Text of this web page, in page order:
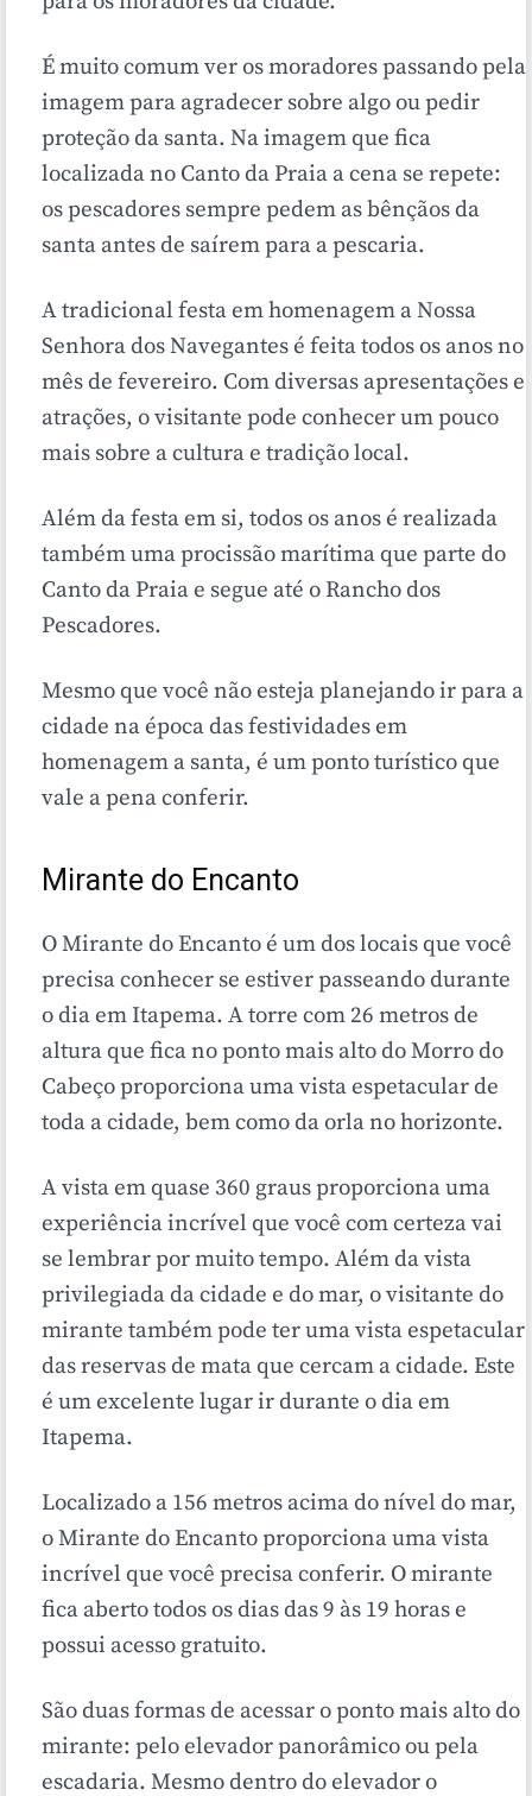
É muito comum ver os moradores passando pela
imagem para agradecer sobre algo ou pedir
proteção da santa. Na imagem que fica
localizada no Canto da Praia a cena se repete:
os pescadores sempre pedem as bênçãos da
santa antes de saírem para a pescaria.
A tradicional festa em homenagem a Nossa
Senhora dos Navegantes é feita todos os anos no
mês de fevereiro. Com diversas apresentações e
atrações, o visitante pode conhecer um pouco
mais sobre a cultura e tradição local.
Além da festa em si, todos os anos é realizada
também uma procissão marítima que parte do
Canto da Praia e segue até o Rancho dos
Pescadores.
Mesmo que você não esteja planejando ir para a
cidade na época das festividades em
homenagem a santa, é um ponto turístico que
vale a pena conferir.
Mirante do Encanto
O Mirante do Encanto é um dos locais que você
precisa conhecer se estiver passeando durante
o dia em Itapema. A torre com 26 metros de
altura que fica no ponto mais alto do Morro do
Cabeço proporciona uma vista espetacular de
toda a cidade, bem como da orla no horizonte.
A vista em quase 360 graus proporciona uma
experiência incrível que você com certeza vai
se lembrar por muito tempo. Além da vista
privilegiada da cidade e do mar, o visitante do
mirante também pode ter uma vista espetacular
das reservas de mata que cercam a cidade. Este
é um excelente lugar ir durante o dia em
Itapema.
Localizado a 156 metros acima do nível do mar,
o Mirante do Encanto proporciona uma vista
incrível que você precisa conferir. O mirante
fica aberto todos os dias das 9 às 19 horas e
possui acesso gratuito.
São duas formas de acessar o ponto mais alto do
mirante: pelo elevador panorâmico ou pela
escadaria. Mesmo dentro do elevador o